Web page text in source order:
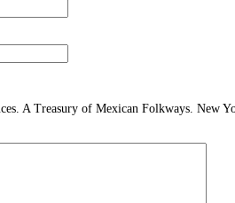
A Treasury of Mexican Folkways. New